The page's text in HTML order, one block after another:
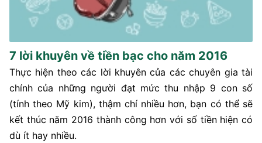
7 lời khuyên về tiền bạc cho năm 2016
Thực hiện theo các lời khuyên của các chuyên gia tài
chính của những người đạt mức thu nhập 9 con số
(tính theo Mỹ kim), thậm chí nhiều hơn, bạn có thể sẽ
kết thúc năm 2016 thành công hơn với số tiền hiện có
dù ít hay nhiều.